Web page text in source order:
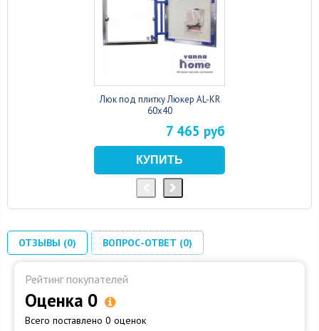
Люк под плитку Люкер AL-KR
60x40
7 465 руб
ОТЗЫВЫ (0) ВОПРОС-ОТВЕТ (0)
Рейтинг покупателей
Оценка 0
Всего поставлено 0 оценок